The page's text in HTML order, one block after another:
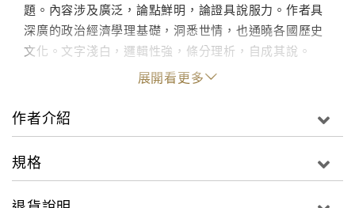
題。內容涉及廣泛，論點鮮明，論證具說服力。作者具
深廣的政治經濟學理基礎，洞悉世情，也通曉各國歷史
文化。文字淺白，邏輯性強，條分理析，自成其說。
展開看更多
作者介紹
規格